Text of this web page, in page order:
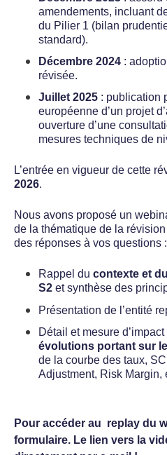
amendements, incluant
du Pilier 1 (bilan
standard).
Décembre 2024 :
révisée.
Juillet 2025 : publication
européenne d’un projet
ouverture d’une
mesures techniques de
L’entrée en vigueur de cette
2026.
Nous avons proposé un
de la thématique de la
des réponses à vos questions :
Rappel ducontexte et
S2 et synthèse des
Présentation de l’entité
Détail et mesure
évolutions portant sur
de la courbe des taux,
Adjustment, Risk
Pour accéder au replay du
formulaire. Le lien vers la